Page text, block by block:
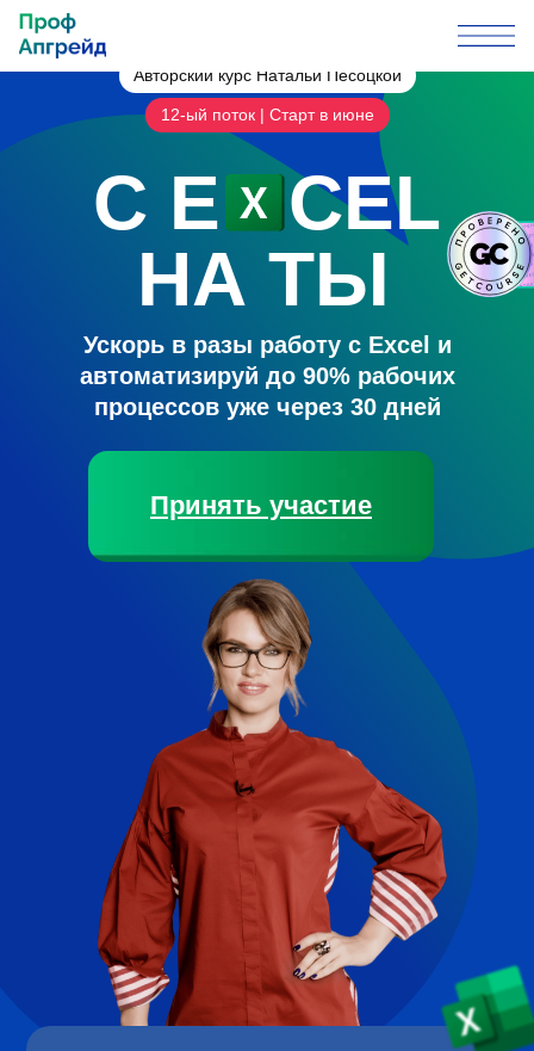
12-ый поток | Старт в июне
Принять участие
Ускорь в разы работу с Excel и
автоматизируй до 90% рабочих
процессов уже через 30 дней
НА ТЫ
CEL
C E
Авторский курс Натальи Песоцкой